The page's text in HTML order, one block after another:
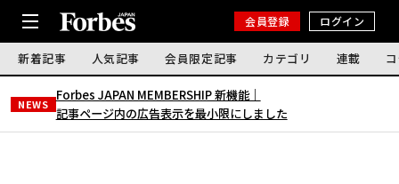
会員登録 ログイン
新着記事 人気記事 会員限定記事 カテゴリ 連載
NEWS
Forbes JAPAN MEMBERSHIP 新機能｜
記事ページ内の広告表示を最小限にしました